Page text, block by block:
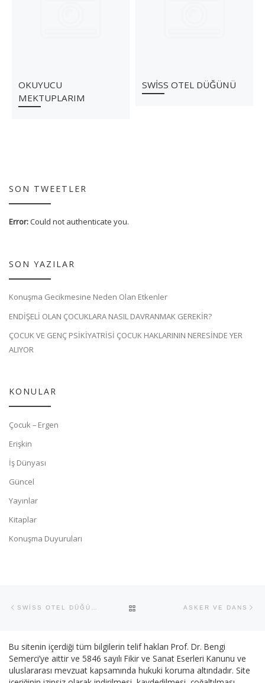
OKUYUCU
MEKTUPLARIM
SWİSS OTEL DÜĞÜNÜ
SON TWEETLER
Error:Could not authenticate you.
SON YAZILAR
Konuşma Gecikmesine Neden Olan Etkenler
ENDİŞELİ OLAN ÇOCUKLARA NASIL DAVRANMAK GEREKİR?
ÇOCUK VE GENÇ PSİKİYATRİSİ ÇOCUK HAKLARININ NERESİNDE YER
ALIYOR
KONULAR
Çocuk – Ergen
Erişkin
İş Dünyası
Güncel
Yayınlar
Kitaplar
Konuşma Duyuruları
Yazı dolaşımı
Previous post BACK TO POST LIST
ASKER VE DANS
Bu sitenin içerdiği tüm bilgilerin telif hakları Prof. Dr. Bengi
Semerci’ye aittir ve 5846 sayılı Fikir ve Sanat Eserleri Kanunu ve
uluslararası mevzuat kapsamında hukuki koruma altındadır. Site